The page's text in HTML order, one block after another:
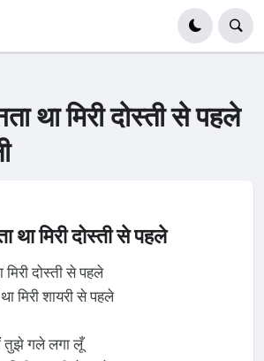
था मिरी दोस्ती से पहले
था मिरी दोस्ती से पहले
दोस्ती से पहले
मिरी शायरी से पहले
तुझे गले लगा लूँ